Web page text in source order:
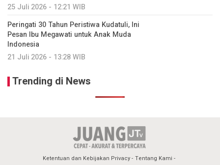
25 Juli 2026 - 12:21 WIB
Peringati 30 Tahun Peristiwa Kudatuli, Ini
Pesan Ibu Megawati untuk Anak Muda
Indonesia
21 Juli 2026 - 13:28 WIB
Trending di News
Ketentuan dan Kebijakan Privacy Tentang Kami